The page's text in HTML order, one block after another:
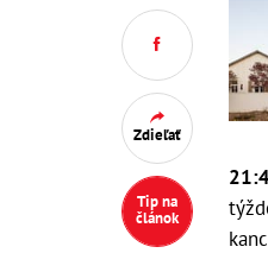
Zdieľať
Tip na
článok